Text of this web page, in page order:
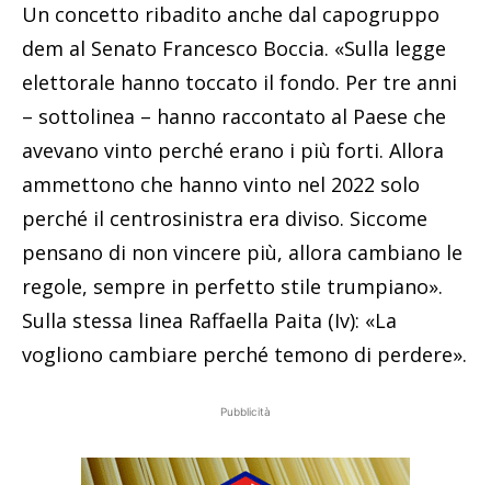
Un concetto ribadito anche dal capogruppo
dem al Senato Francesco Boccia. «Sulla legge
elettorale hanno toccato il fondo. Per tre anni
– sottolinea – hanno raccontato al Paese che
avevano vinto perché erano i più forti. Allora
ammettono che hanno vinto nel 2022 solo
perché il centrosinistra era diviso. Siccome
pensano di non vincere più, allora cambiano le
regole, sempre in perfetto stile trumpiano».
Sulla stessa linea Raffaella Paita (Iv): «La
vogliono cambiare perché temono di perdere».
Pubblicità